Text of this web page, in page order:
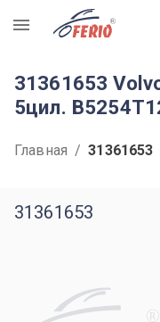
R
31361653
5цил.
Главная / 31361653
31361653
R